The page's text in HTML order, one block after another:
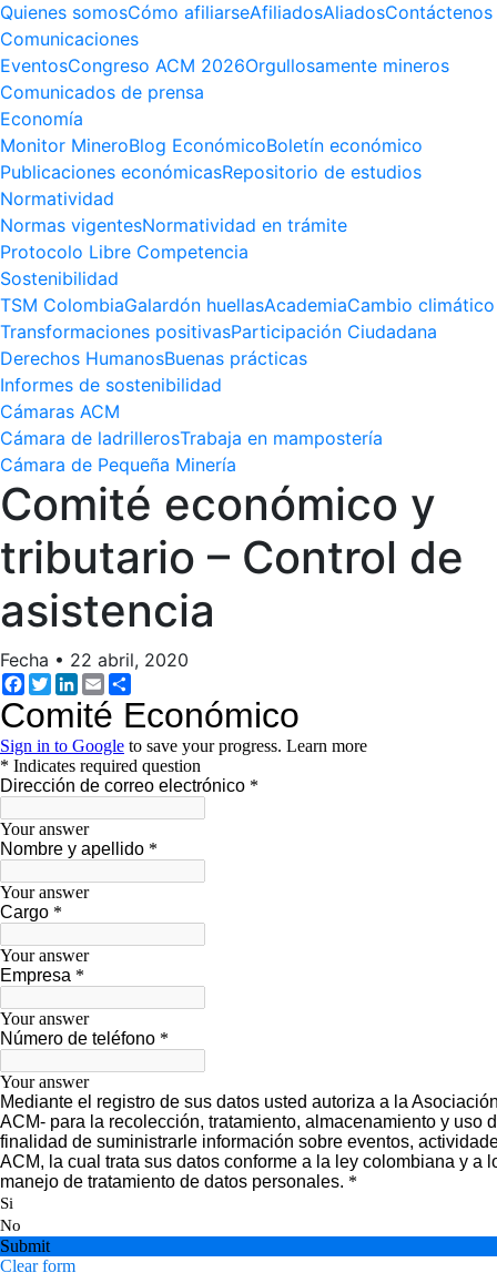
Quienes somosCómo afiliarseAfiliadosAliadosContáctenos
Comunicaciones
EventosCongreso ACM 2026Orgullosamente mineros
Comunicados de prensa
Economía
Monitor MineroBlog EconómicoBoletín económico
Publicaciones económicasRepositorio de estudios
Normatividad
Normas vigentesNormatividad en trámite
Protocolo Libre Competencia
Sostenibilidad
TSM ColombiaGalardón huellasAcademiaCambio climático
Transformaciones positivasParticipación Ciudadana
Derechos HumanosBuenas prácticas
Informes de sostenibilidad
Cámaras ACM
Cámara de ladrillerosTrabaja en mampostería
Cámara de Pequeña Minería
Comité económico y
tributario – Control de
asistencia
Fecha • 22 abril, 2020
Facebook
TwitterLinkedIn
Email